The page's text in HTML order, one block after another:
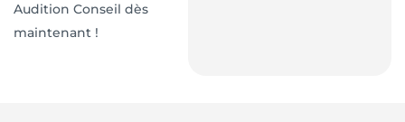
Audition Conseil dès
maintenant !